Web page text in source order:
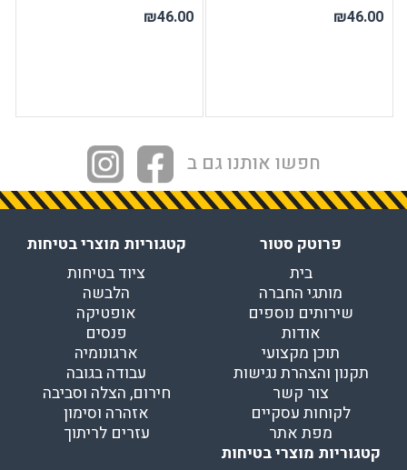
₪46.00
₪46.00
חפשו אותנו גם ב
פרוטק סטור
בית
מותגי החברה
שירותים נוספים
אודות
תוכן מקצועי
תקנון והצהרת נגישות
צור קשר
לקוחות עסקיים
מפת אתר
קטגוריות מוצרי בטיחות
ציוד בטיחות
הלבשה
אופטיקה
פנסים
ארגונומיה
עבודה בגובה
חירום, הצלה וסביבה
אזהרה וסימון
עזרים לריתוך
קטגוריות מוצרי בטיחות